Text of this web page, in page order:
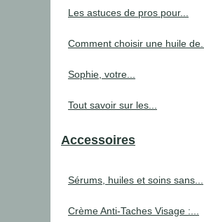
Les astuces de pros pour...
Comment choisir une huile de...
Sophie, votre...
Tout savoir sur les...
Accessoires
Sérums, huiles et soins sans...
Crème Anti-Taches Visage :...